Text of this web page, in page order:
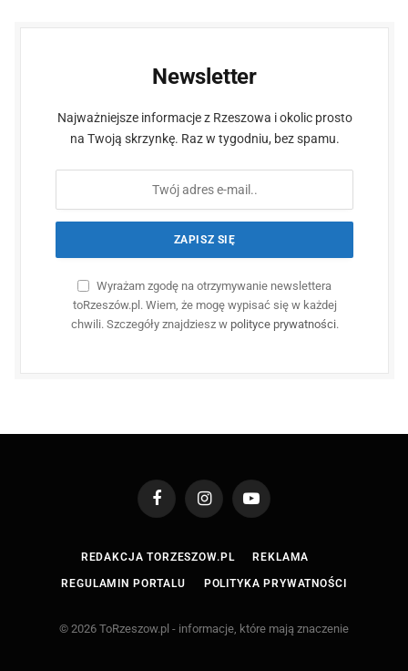
Newsletter
Najważniejsze informacje z Rzeszowa i okolic prosto
na Twoją skrzynkę. Raz w tygodniu, bez spamu.
Wyrażam zgodę na otrzymywanie newslettera
toRzeszów.pl. Wiem, że mogę wypisać się w każdej
chwili. Szczegóły znajdziesz w polityce prywatności.
FacebookInstagramYouTube
REDAKCJA TORZESZOW.PL REKLAMA
REGULAMIN PORTALU POLITYKA PRYWATNOŚCI
© 2026 ToRzeszow.pl - informacje, które mają znaczenie